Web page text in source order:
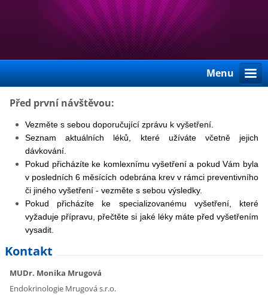
Menu
Před první návštěvou:
Vezměte s sebou doporučující zprávu k vyšetření.
Seznam aktuálních léků, které užíváte včetně jejich
dávkování.
Pokud přicházíte ke komlexnímu vyšetření a pokud Vám byla
v posledních 6 měsících odebrána krev v rámci preventivního
či jiného vyšetření - vezměte s sebou výsledky.
Pokud přicházíte ke specializovanému vyšetření, které
vyžaduje přípravu, přečtěte si jaké léky máte před vyšetřením
vysadit.
Kontakt
MUDr. Monika Mrugová
Endokrinologie Mrugová s.r.o.